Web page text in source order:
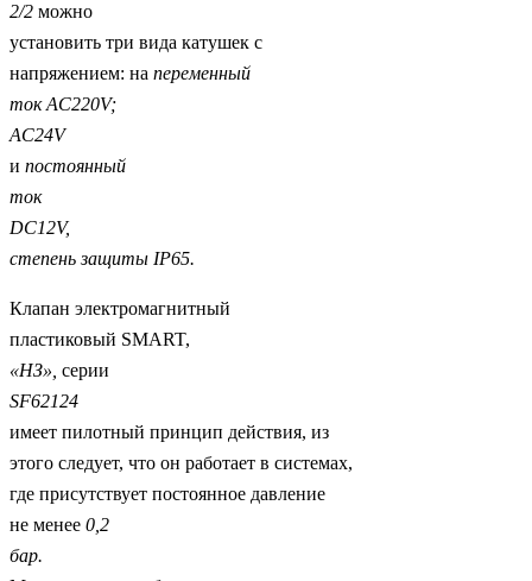
2/2 можно
установить три вида катушек с
напряжением: на переменный
токAC220V;
AC24V
и постоянный
ток
DC12V,
степень защиты IP65.
Клапан электромагнитный
пластиковый SMART,
«НЗ», серии
SF62124
имеет пилотный принцип действия, из
этого следует, что он работает в системах,
где присутствует постоянное давление
не менее 0,2
бар.